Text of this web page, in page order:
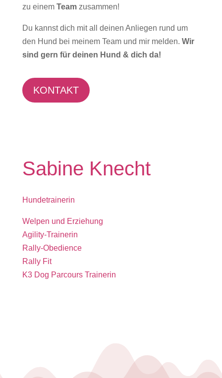
zu einem Teamzusammen!
Du kannst dich mit all deinen Anliegen rund um
den Hund bei meinem Team und mir melden. Wir
sind gern für deinen Hund & dich da!
KONTAKT
Sabine Knecht
Hundetrainerin
Welpen und Erziehung
Agility-Trainerin
Rally-Obedience
Rally Fit
K3 Dog Parcours Trainerin